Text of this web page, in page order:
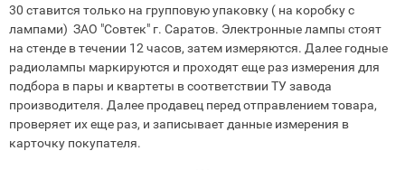
30 ставится только на групповую упаковку ( на коробку с
лампами) ЗАО "Совтек" г. Саратов. Электронные лампы стоят
на стенде в течении 12 часов, затем измеряются. Далее годные
радиолампы маркируются и проходят еще раз измерения для
подбора в пары и квартеты в соответствии ТУ завода
производителя. Далее продавец перед отправлением товара,
проверяет их еще раз, и записывает данные измерения в
карточку покупателя.